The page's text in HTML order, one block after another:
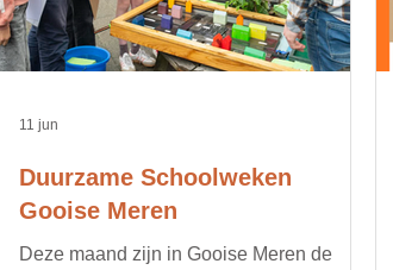
Duurzame Schoolweken
Gooise Meren
Deze maand zijn in Gooise Meren de
11 jun